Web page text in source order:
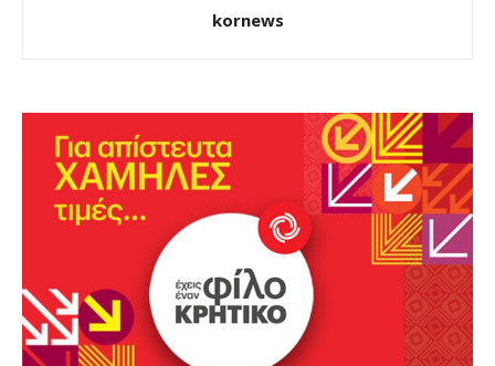
kornews